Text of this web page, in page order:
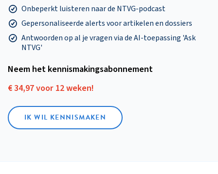
Onbeperkt luisteren naar de NTVG-podcast
Gepersonaliseerde alerts voor artikelen en dossiers
Antwoorden op al je vragen via de AI-toepassing 'Ask
NTVG'
Neem het kennismakings­abonnement
€ 34,97 voor 12 weken!
IK WIL KENNISMAKEN